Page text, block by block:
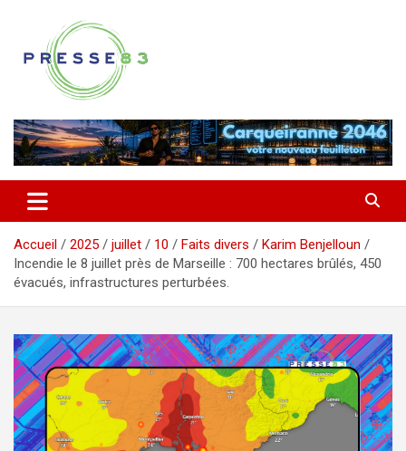
contenu
Presse 83
Accueil 2025 juillet 10 Faits divers
Karim Benjelloun
Incendie le 8 juillet près de Marseille : 700 hectares brûlés, 450
évacués, infrastructures perturbées.